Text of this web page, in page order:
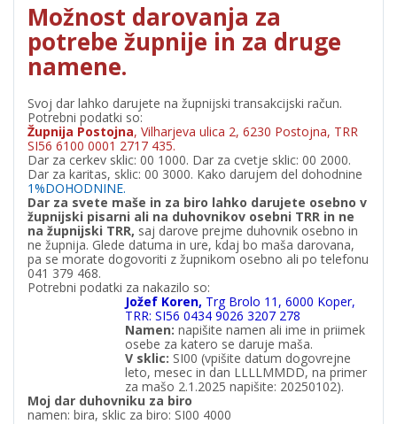
Možnost darovanja za
potrebe župnije in za druge
namene.
Svoj dar lahko darujete na župnijski transakcijski račun.
Potrebni podatki so:
Župnija Postojna, Vilharjeva ulica 2, 6230 Postojna, TRR
SI56 6100 0001 2717 435.
Dar za cerkev sklic: 00 1000. Dar za cvetje sklic: 00 2000.
Dar za karitas, sklic: 00 3000. Kako darujem del dohodnine
1%DOHODNINE.
Dar za svete maše in za biro lahko darujete osebno v
župnijski pisarni ali na duhovnikov osebni TRR in ne
na župnijski TRR, saj darove prejme duhovnik osebno in
ne župnija. Glede datuma in ure, kdaj bo maša darovana,
pa se morate dogovoriti z župnikom osebno ali po telefonu
041 379 468.
Potrebni podatki za nakazilo so:
Jožef Koren, Trg Brolo 11, 6000 Koper,
TRR: SI56 0434 9026 3207 278
Namen: napišite namen ali ime in priimek
osebe za katero se daruje maša.
V sklic: SI00 (vpišite datum dogovrejne
leto, mesec in dan LLLLMMDD, na primer
za mašo 2.1.2025 napišite: 20250102).
Moj dar duhovniku za biro
namen: bira, sklic za biro: SI00 4000